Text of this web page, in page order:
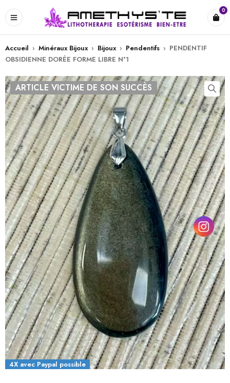
0
Accueil › Minéraux Bijoux › Bijoux › Pendentifs › PENDENTIF
OBSIDIENNE DORÉE FORME LIBRE N°1
4X avec Paypal possible
ARTICLE VICTIME DE SON SUCCÈS